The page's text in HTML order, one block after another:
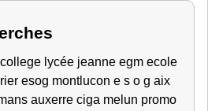
lycée jeanne egm ecole
esog montlucon e s o g aix
auxerre ciga melun promo